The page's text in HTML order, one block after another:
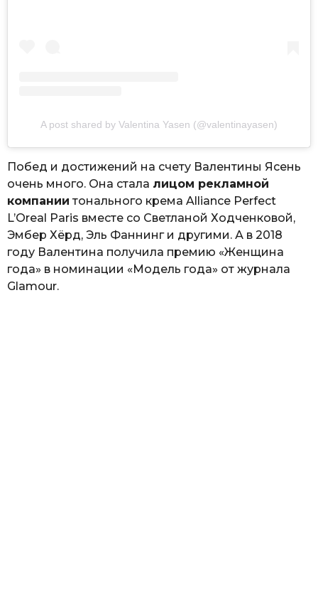
A post shared by Valentina Yasen (@valentinayasen)
Побед и достижений на счету Валентины Ясень
очень много. Она стала лицом рекламной
компании тонального крема Alliance Perfect
L’Oreal Paris вместе со Светланой Ходченковой,
Эмбер Хёрд, Эль Фаннинг и другими. А в 2018
году Валентина получила премию «Женщина
года» в номинации «Модель года» от журнала
Glamour.